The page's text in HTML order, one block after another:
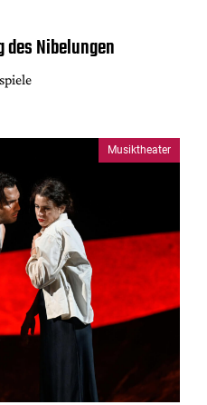
des Nibelungen
Musiktheater